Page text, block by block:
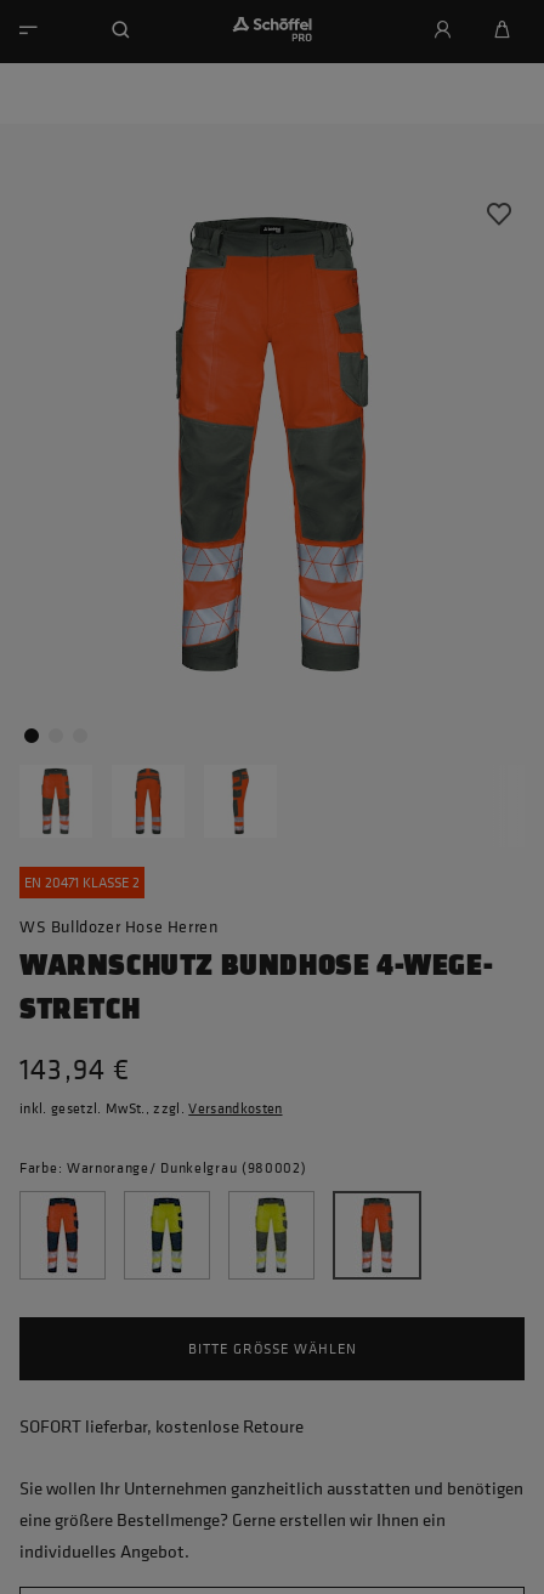
EN 20471 KLASSE 2
WS Bulldozer Hose Herren
WARNSCHUTZ BUNDHOSE 4-WEGE-
STRETCH
143,94 €
inkl. gesetzl. MwSt., zzgl.Versandkosten
Farbe: Warnorange/ Dunkelgrau (980002)
BITTE GRÖSSE WÄHLEN
SOFORT lieferbar, kostenlose Retoure
Sie wollen Ihr Unternehmen ganzheitlich ausstatten und benötigen
eine größere Bestellmenge? Gerne erstellen wir Ihnen ein
individuelles Angebot.